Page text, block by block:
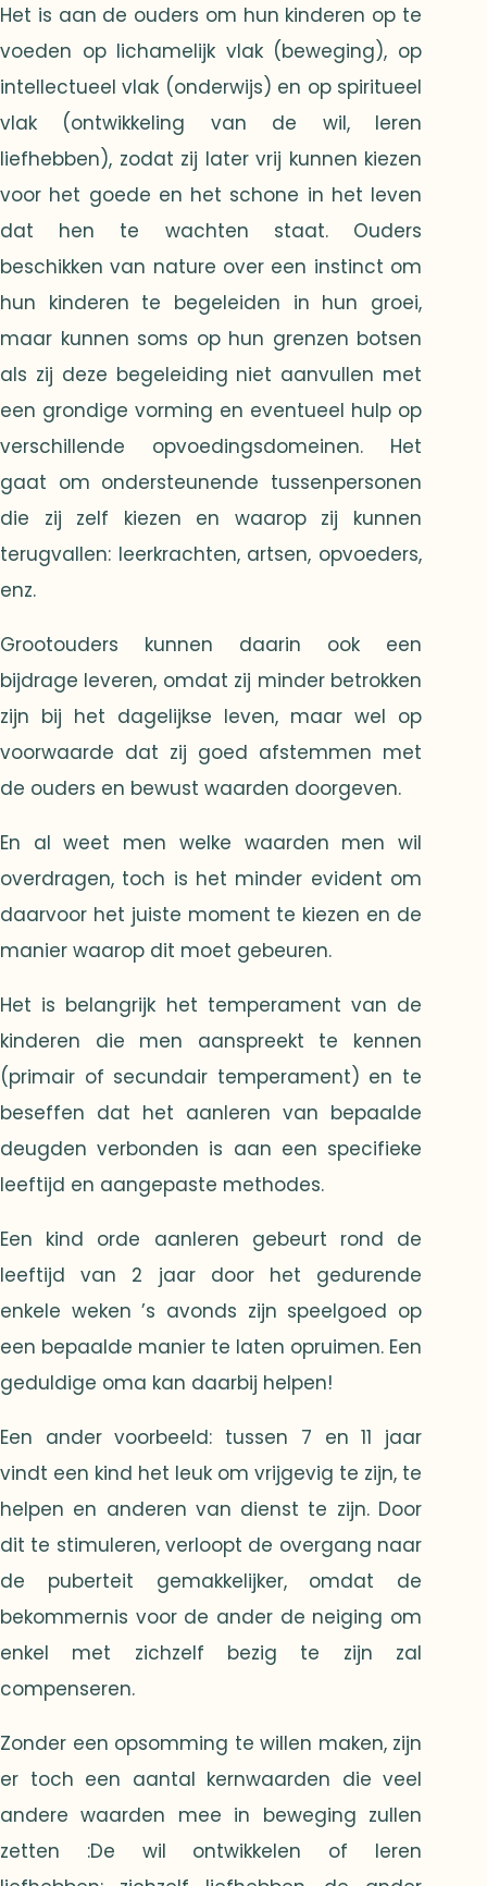
Het is aan de ouders om hun kinderen op te
voeden op lichamelijk vlak (beweging), op
intellectueel vlak (onderwijs) en op spiritueel
vlak (ontwikkeling van de wil, leren
liefhebben), zodat zij later vrij kunnen kiezen
voor het goede en het schone in het leven
dat hen te wachten staat. Ouders
beschikken van nature over een instinct om
hun kinderen te begeleiden in hun groei,
maar kunnen soms op hun grenzen botsen
als zij deze begeleiding niet aanvullen met
een grondige vorming en eventueel hulp op
verschillende opvoedingsdomeinen. Het
gaat om ondersteunende tussenpersonen
die zij zelf kiezen en waarop zij kunnen
terugvallen: leerkrachten, artsen, opvoeders,
enz.
Grootouders kunnen daarin ook een
bijdrage leveren, omdat zij minder betrokken
zijn bij het dagelijkse leven, maar wel op
voorwaarde dat zij goed afstemmen met
de ouders en bewust waarden doorgeven.
En al weet men welke waarden men wil
overdragen, toch is het minder evident om
daarvoor het juiste moment te kiezen en de
manier waarop dit moet gebeuren.
Het is belangrijk het temperament van de
kinderen die men aanspreekt te kennen
(primair of secundair temperament) en te
beseffen dat het aanleren van bepaalde
deugden verbonden is aan een specifieke
leeftijd en aangepaste methodes.
Een kind orde aanleren gebeurt rond de
leeftijd van 2 jaar door het gedurende
enkele weken ’s avonds zijn speelgoed op
een bepaalde manier te laten opruimen. Een
geduldige oma kan daarbij helpen!
Een ander voorbeeld: tussen 7 en 11 jaar
vindt een kind het leuk om vrijgevig te zijn, te
helpen en anderen van dienst te zijn. Door
dit te stimuleren, verloopt de overgang naar
de puberteit gemakkelijker, omdat de
bekommernis voor de ander de neiging om
enkel met zichzelf bezig te zijn zal
compenseren.
Zonder een opsomming te willen maken, zijn
er toch een aantal kernwaarden die veel
andere waarden mee in beweging zullen
zetten :De wil ontwikkelen of leren